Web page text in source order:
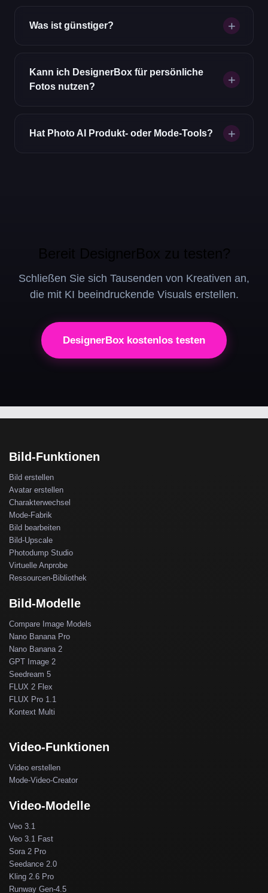
Was ist günstiger?
Kann ich DesignerBox für persönliche
Fotos nutzen?
Hat Photo AI Produkt- oder Mode-Tools?
Bereit DesignerBox zu testen?
Schließen Sie sich Tausenden von Kreativen an,
die mit KI beeindruckende Visuals erstellen.
DesignerBox kostenlos testen
Bild-Funktionen
Bild erstellen
Avatar erstellen
Charakterwechsel
Mode-Fabrik
Bild bearbeiten
Bild-Upscale
Photodump Studio
Virtuelle Anprobe
Ressourcen-Bibliothek
Bild-Modelle
Compare Image Models
Nano Banana Pro
Nano Banana 2
GPT Image 2
Seedream 5
FLUX 2 Flex
FLUX Pro 1.1
Kontext Multi
Video-Funktionen
Video erstellen
Mode-Video-Creator
Video-Modelle
Veo 3.1
Veo 3.1 Fast
Sora 2 Pro
Seedance 2.0
Kling 2.6 Pro
Runway Gen-4.5